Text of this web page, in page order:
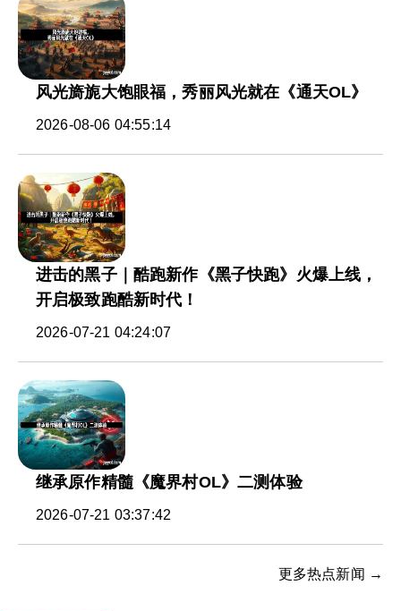
风光旖旎大饱眼福，秀丽风光就在《通天OL》
2026-08-06 04:55:14
进击的黑子｜酷跑新作《黑子快跑》火爆上线，
开启极致跑酷新时代！
2026-07-21 04:24:07
继承原作精髓《魔界村OL》二测体验
2026-07-21 03:37:42
更多热点新闻 →